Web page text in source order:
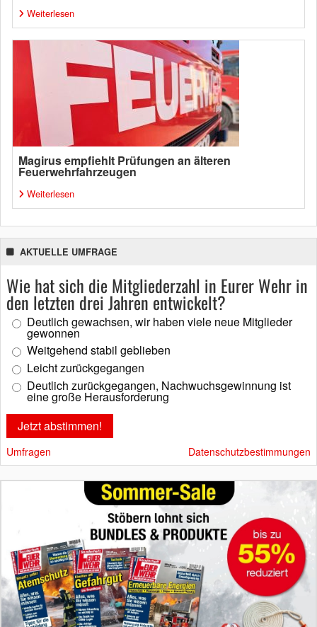
Weiterlesen
Magirus empfiehlt Prüfungen an älteren
Feuerwehrfahrzeugen
Weiterlesen
AKTUELLE UMFRAGE
Wie hat sich die Mitgliederzahl in Eurer Wehr in
den letzten drei Jahren entwickelt?
Deutlich gewachsen, wir haben viele neue Mitglieder
gewonnen
Weitgehend stabil geblieben
Leicht zurückgegangen
Deutlich zurückgegangen, Nachwuchsgewinnung ist
eine große Herausforderung
Umfragen Datenschutzbestimmungen